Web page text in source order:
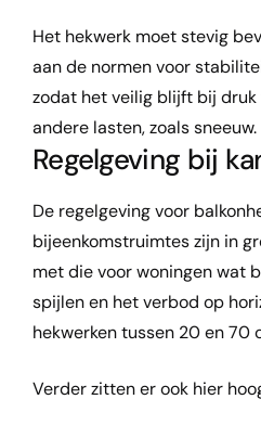
Het hekwerk moet stevig
aan de normen voor
zodat het veilig blijft bij druk
andere lasten, zoals sneeuw.
Regelgeving bij
De regelgeving voor
bijeenkomstruimtes zijn in
met die voor woningen wat
spijlen en het verbod op
hekwerken tussen 20 en 70
Verder zitten er ook hier